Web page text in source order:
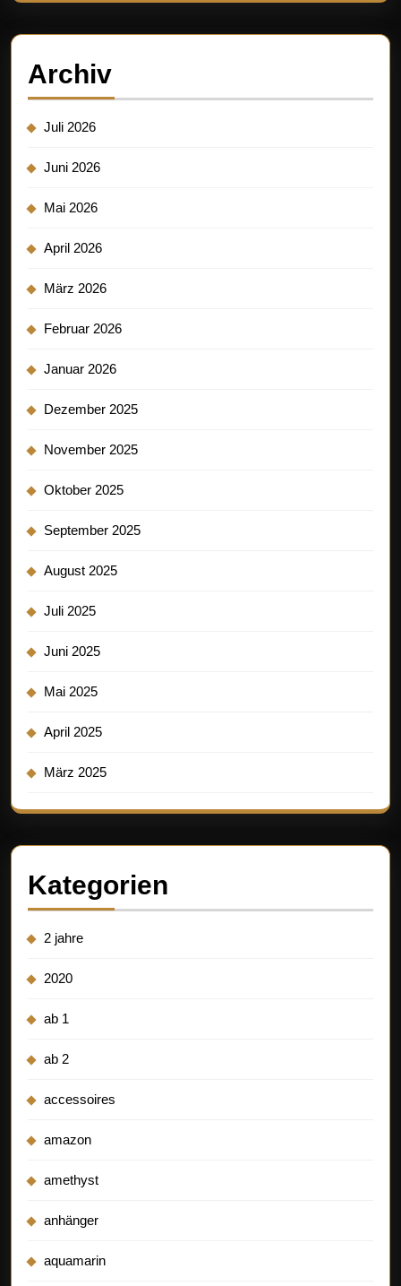
Archiv
Juli 2026
Juni 2026
Mai 2026
April 2026
März 2026
Februar 2026
Januar 2026
Dezember 2025
November 2025
Oktober 2025
September 2025
August 2025
Juli 2025
Juni 2025
Mai 2025
April 2025
März 2025
Kategorien
2 jahre
2020
ab 1
ab 2
accessoires
amazon
amethyst
anhänger
aquamarin